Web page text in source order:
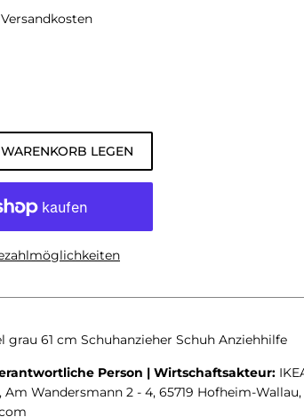
Versandkosten
LEGEN
grau 61 cm Schuhanzieher Schuh Anziehhilfe
Person | Wirtschaftsakteur:
Am Wandersmann 2 - 4, 65719 Hofheim-